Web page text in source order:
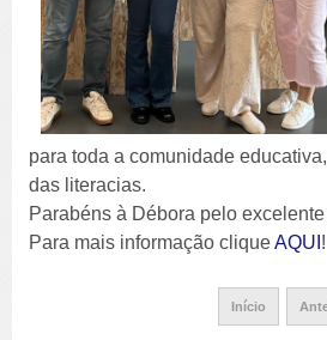
para toda a comunidade
das literacias.
Parabéns à Débora pelo
Para mais informação cliqueAQUI !
Início